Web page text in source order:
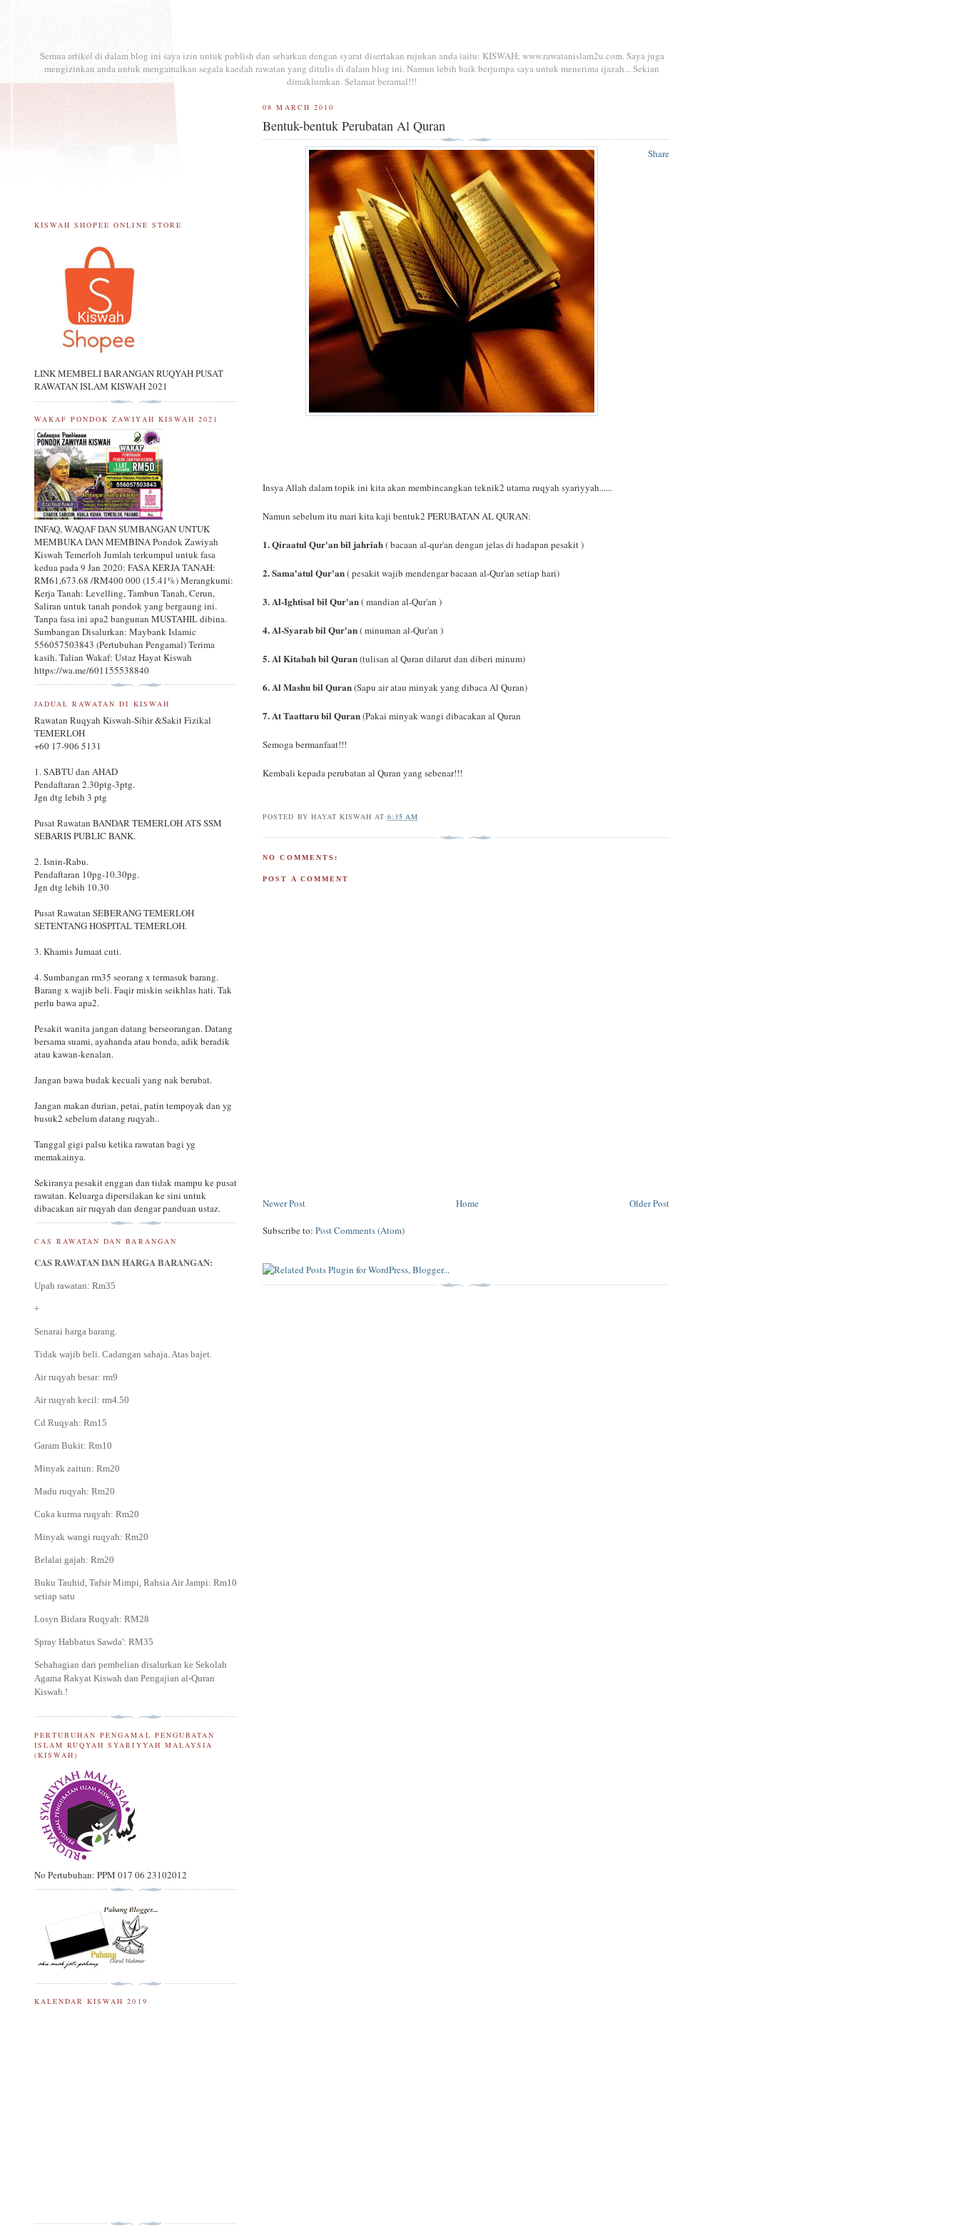
Semua artikel di dalam blog ini saya izin untuk publish dan sebarkan dengan syarat disertakan rujukan anda iaitu: KISWAH; www.rawatanislam2u.com. Saya juga
mengizinkan anda untuk mengamalkan segala kaedah rawatan yang ditulis di dalam blog ini. Namun lebih baik berjumpa saya untuk menerima ijazah... Sekian
dimaklumkan. Selamat beramal!!!
08 MARCH 2010
Bentuk-bentuk Perubatan Al Quran
Share
Insya Allah dalam topik ini kita akan membincangkan teknik2 utama ruqyah syariyyah......
Namun sebelum itu mari kita kaji bentuk2 PERUBATAN AL QURAN:
1. Qiraatul Qur'an bil jahriah( bacaan al-qur'an dengan jelas di hadapan pesakit )
2. Sama'atul Qur'an( pesakit wajib mendengar bacaan al-Qur'an setiap hari)
3. Al-Ightisal bil Qur'an( mandian al-Qur'an )
4. Al-Syarab bil Qur'an( minuman al-Qur'an )
5. Al Kitabah bil Quran(tulisan al Quran dilarut dan diberi minum)
6. Al Mashu bil Quran(Sapu air atau minyak yang dibaca Al Quran)
7. At Taattaru bil Quran(Pakai minyak wangi dibacakan al Quran
Semoga bermanfaat!!!
Kembali kepada perubatan al Quran yang sebenar!!!
POSTED BY HAYAT KISWAH AT 6:35 AM
NO COMMENTS:
POST A COMMENT
Newer Post Older Post
Home
Subscribe to:Post Comments (Atom)
KISWAH SHOPEE ONLINE STORE
LINK MEMBELI BARANGAN RUQYAH PUSAT
RAWATAN ISLAM KISWAH 2021
WAKAF PONDOK ZAWIYAH KISWAH 2021
INFAQ, WAQAF DAN SUMBANGAN UNTUK
MEMBUKA DAN MEMBINA Pondok Zawiyah
Kiswah Temerloh Jumlah terkumpul untuk fasa
kedua pada 9 Jan 2020: FASA KERJA TANAH:
RM61,673.68 /RM400 000 (15.41%) Merangkumi:
Kerja Tanah: Levelling, Tambun Tanah, Cerun,
Saliran untuk tanah pondok yang bergaung ini.
Tanpa fasa ini apa2 bangunan MUSTAHIL dibina.
Sumbangan Disalurkan: Maybank Islamic
556057503843 (Pertubuhan Pengamal) Terima
kasih. Talian Wakaf: Ustaz Hayat Kiswah
https://wa.me/601155538840
JADUAL RAWATAN DI KISWAH
Rawatan Ruqyah Kiswah-Sihir &Sakit Fizikal
TEMERLOH
+60 17-906 5131
1. SABTU dan AHAD
Pendaftaran 2.30ptg-3ptg.
Jgn dtg lebih 3 ptg
Pusat Rawatan BANDAR TEMERLOH ATS SSM
SEBARIS PUBLIC BANK.
2. Isnin-Rabu.
Pendaftaran 10pg-10.30pg.
Jgn dtg lebih 10.30
Pusat Rawatan SEBERANG TEMERLOH
SETENTANG HOSPITAL TEMERLOH.
3. Khamis Jumaat cuti.
4. Sumbangan rm35 seorang x termasuk barang.
Barang x wajib beli. Faqir miskin seikhlas hati. Tak
perlu bawa apa2.
Pesakit wanita jangan datang berseorangan. Datang
bersama suami, ayahanda atau bonda, adik beradik
atau kawan-kenalan.
Jangan bawa budak kecuali yang nak berubat.
Jangan makan durian, petai, patin tempoyak dan yg
busuk2 sebelum datang ruqyah..
Tanggal gigi palsu ketika rawatan bagi yg
memakainya.
Sekiranya pesakit enggan dan tidak mampu ke pusat
rawatan. Keluarga dipersilakan ke sini untuk
dibacakan air ruqyah dan dengar panduan ustaz.
CAS RAWATAN DAN BARANGAN
CAS RAWATAN DAN HARGA BARANGAN:
Upah rawatan: Rm35
+
Senarai harga barang.
Tidak wajib beli. Cadangan sahaja. Atas bajet.
Air ruqyah besar: rm9
Air ruqyah kecil: rm4.50
Cd Ruqyah: Rm15
Garam Bukit: Rm10
Minyak zaitun: Rm20
Madu ruqyah: Rm20
Cuka kurma ruqyah: Rm20
Minyak wangi ruqyah: Rm20
Belalai gajah: Rm20
Buku Tauhid, Tafsir Mimpi, Rahsia Air Jampi: Rm10
setiap satu
Losyn Bidara Ruqyah: RM28
Spray Habbatus Sawda': RM35
Sebahagian dari pembelian disalurkan ke Sekolah
Agama Rakyat Kiswah dan Pengajian al-Quran
Kiswah.!
PERTUBUHAN PENGAMAL PENGUBATAN
ISLAM RUQYAH SYARIYYAH MALAYSIA
(KISWAH)
No Pertubuhan: PPM 017 06 23102012
KALENDAR KISWAH 2019